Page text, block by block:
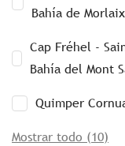
Bahía de Morlaix
Cap Fréhel -
Bahía del Mont
Quimper
Mostrar todo (10)